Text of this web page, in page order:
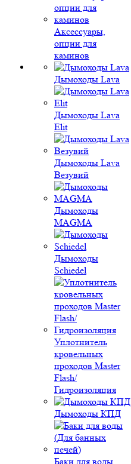
Аксессуары,
опции для
каминов
Дымоходы Lava
Дымоходы Lava
Elit
Дымоходы Lava
Везувий
Дымоходы
MAGMA
Дымоходы
Schiedel
Уплотнитель
кровельных
проходов Master
Flash/
Гидроизоляция
Дымоходы КПД
Баки для воды